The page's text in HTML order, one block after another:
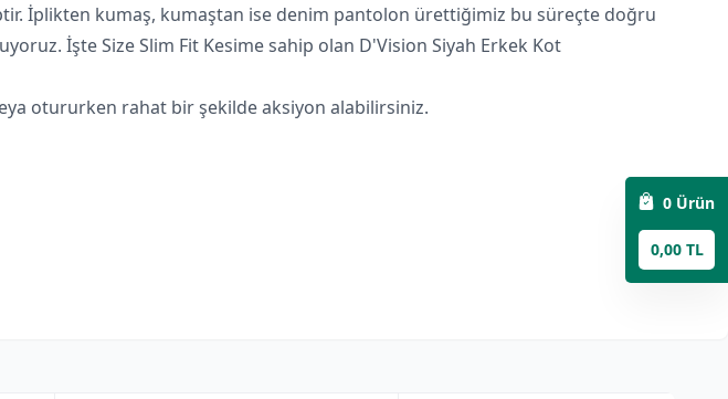
İplikten kumaş, kumaştan ise denim pantolon ürettiğimiz bu süreçte doğru
İşte Size Slim Fit Kesime sahip olan D'Vision Siyah Erkek Kot
otururken rahat bir şekilde aksiyon alabilirsiniz.
0 Ürün
0,00 TL